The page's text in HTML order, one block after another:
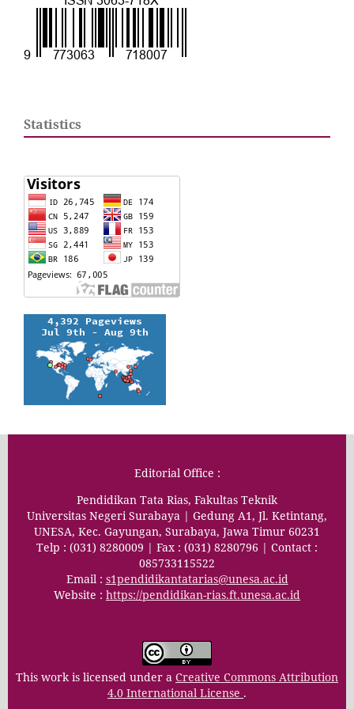
Statistics
Editorial Office :
Pendidikan Tata Rias, Fakultas Teknik
Universitas Negeri Surabaya | Gedung A1, Jl. Ketintang,
UNESA, Kec. Gayungan, Surabaya, Jawa Timur 60231
Telp : (031) 8280009 | Fax : (031) 8280796 | Contact :
085733115522
Email : s1pendidikantatarias@unesa.ac.id
Website : https://pendidikan-rias.ft.unesa.ac.id
This work is licensed under a Creative Commons Attribution
4.0 International License .